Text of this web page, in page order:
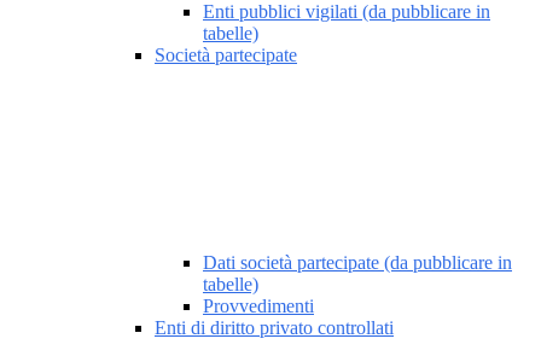
Enti pubblici vigilati (da pubblicare in
tabelle)
Società partecipate
Dati società partecipate (da pubblicare in
tabelle)
Provvedimenti
Enti di diritto privato controllati